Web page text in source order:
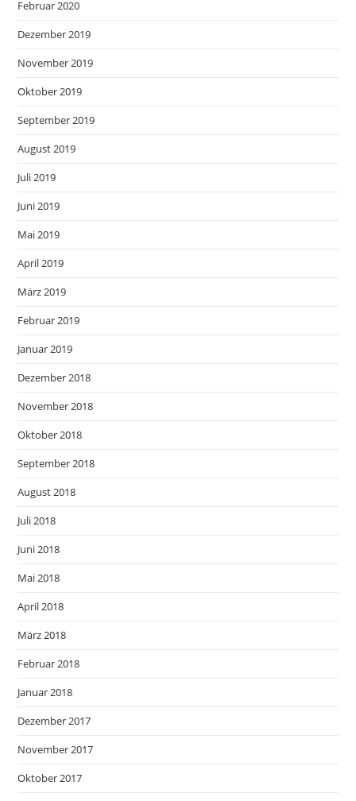
Februar 2020
Dezember 2019
November 2019
Oktober 2019
September 2019
August 2019
Juli 2019
Juni 2019
Mai 2019
April 2019
März 2019
Februar 2019
Januar 2019
Dezember 2018
November 2018
Oktober 2018
September 2018
August 2018
Juli 2018
Juni 2018
Mai 2018
April 2018
März 2018
Februar 2018
Januar 2018
Dezember 2017
November 2017
Oktober 2017